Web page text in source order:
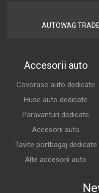
AUTOWAG
Accesorii auto
Covorase auto dedicate
Huse auto dedicate
Paravanturi dedicate
Accesorii auto
Tavite portbagaj dedicate
Alte accesorii auto